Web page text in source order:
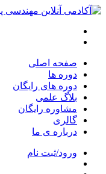
صفحه اصلی
دوره ها
دوره های رایگان
بلاگ علمی
مشاوره رایگان
گالری
درباره ی ما
ورود/ثبت نام